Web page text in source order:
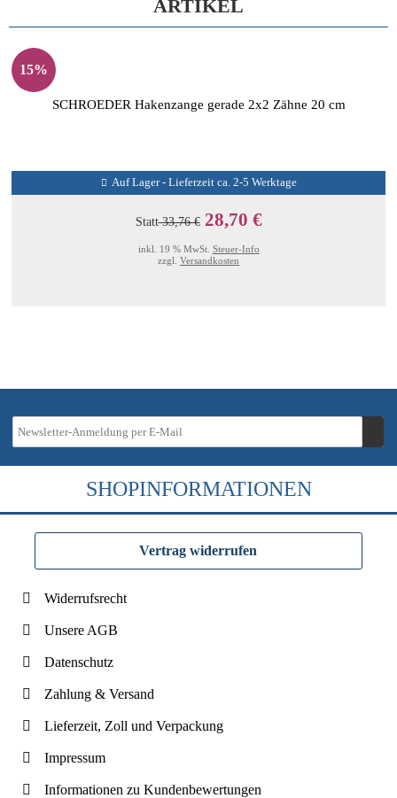
ARTIKEL
15%
SCHROEDER Hakenzange gerade 2x2 Zähne 20 cm
Auf Lager - Lieferzeit ca. 2-5 Werktage
Statt33,76 € 28,70 €
inkl. 19 % MwSt. Steuer-Info
zzgl. Versandkosten
SHOPINFORMATIONEN
Vertrag widerrufen
Widerrufsrecht
Unsere AGB
Datenschutz
Zahlung & Versand
Lieferzeit, Zoll und Verpackung
Impressum
Informationen zu Kundenbewertungen